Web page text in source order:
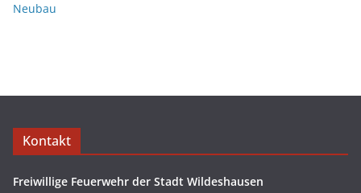
Neubau
Kontakt
Freiwillige Feuerwehr der Stadt Wildeshausen